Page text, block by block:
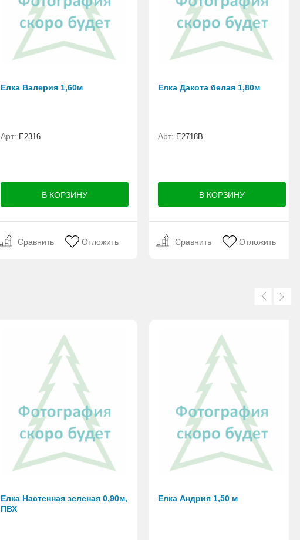
Елка Валерия 1,60м
Арт: E2316
Сравнить Отложить
Елка Дакота белая 1,80м
Арт: Е2718B
Сравнить Отложить
Елка Настенная зеленая 0,90м,
ПВХ
Елка Андрия 1,50 м